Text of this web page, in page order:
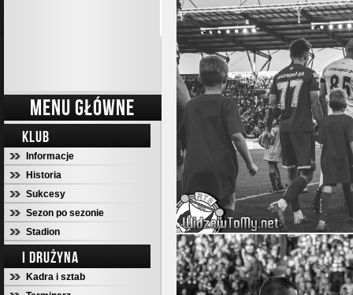
MENU GŁÓWNE
KLUB
Informacje
Historia
Sukcesy
Sezon po sezonie
Stadion
I DRUŻYNA
Kadra i sztab